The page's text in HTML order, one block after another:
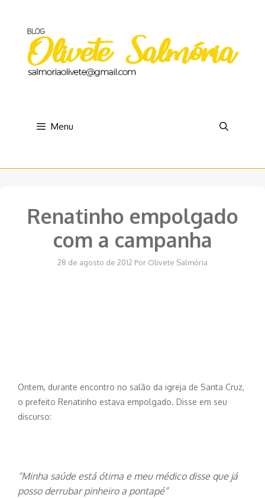
conteúdo
Menu
Renatinho empolgado
com a campanha
28 de agosto de 2012 Por Olivete Salmória
Ontem, durante encontro no salão da igreja de Santa Cruz,
o prefeito Renatinho estava empolgado. Disse em seu
discurso:
“Minha saúde está ótima e meu médico disse que já
posso derrubar pinheiro a pontapé”